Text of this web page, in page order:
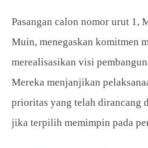
Pasangan calon nomor urut 1,
Muin, menegaskan komitmen
merealisasikan visi
Mereka menjanjikan
prioritas yang telah dirancang
jika terpilih memimpin pada